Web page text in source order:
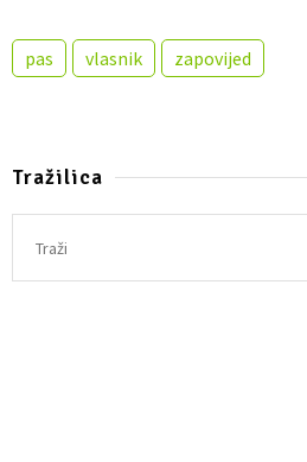
pas vlasnik zapovijed
Tražilica